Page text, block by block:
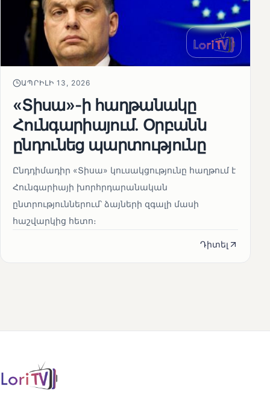
ԱՊՐԻԼԻ 13, 2026
«Տիսա»-ի հաղթանակը
Հունգարիայում․ Օրբանն
ընդունեց պարտությունը
Ընդդիմադիր «Տիսա» կուսակցությունը հաղթում է
Հունգարիայի խորհրդարանական
ընտրություններում՝ ձայների զգալի մասի
հաշվարկից հետո։
Դիտել